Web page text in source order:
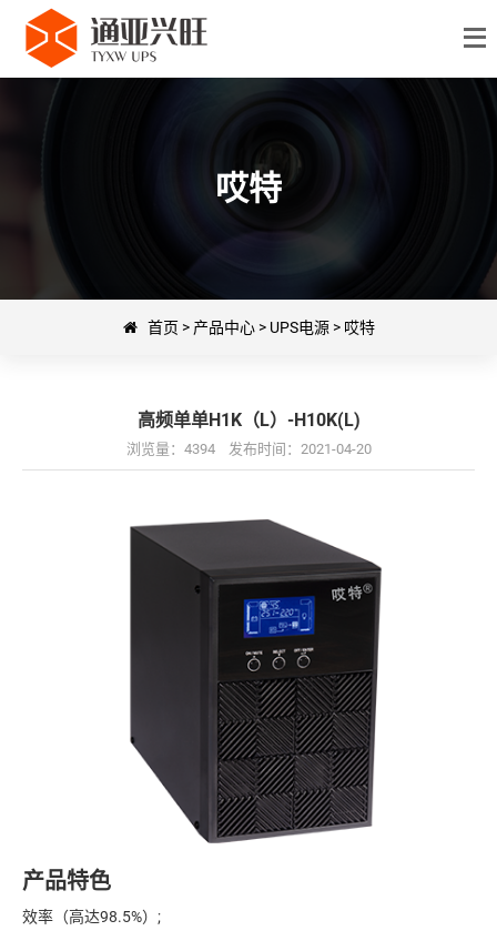
哎特
首页 > 产品中心> UPS电源> 哎特
高频单单H1K（L）-H10K(L)
浏览量：4394 发布时间：2021-04-20
产品特色
效率（高达98.5%）;